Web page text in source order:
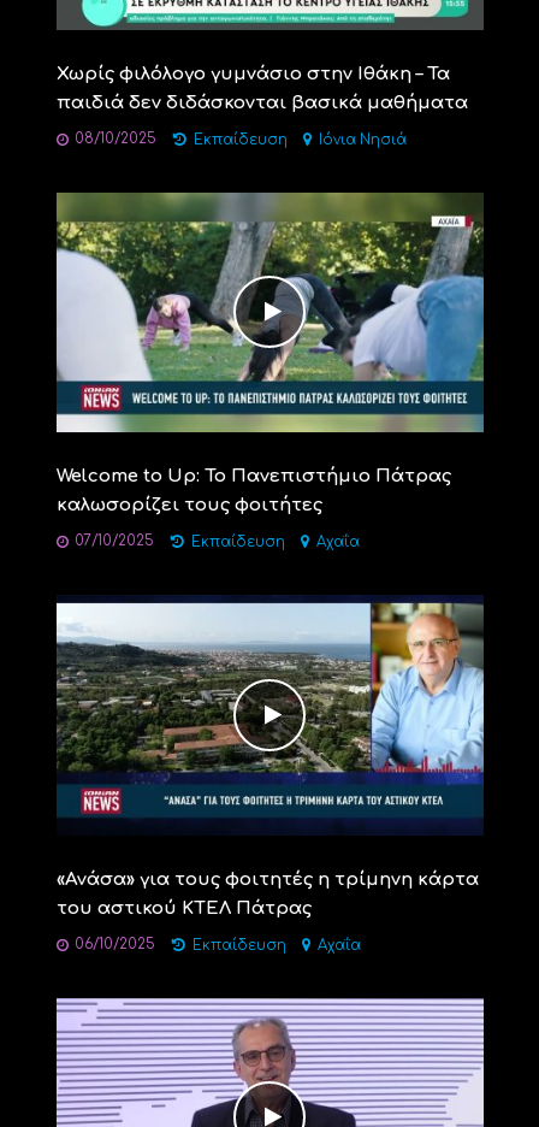
Χωρίς φιλόλογο γυμνάσιο στην Ιθάκη – Τα
παιδιά δεν διδάσκονται βασικά μαθήματα
08/10/2025 Εκπαίδευση Ιόνια Νησιά
Welcome to Up: Το Πανεπιστήμιο Πάτρας
καλωσορίζει τους φοιτήτες
07/10/2025 Εκπαίδευση Αχαΐα
«Ανάσα» για τους φοιτητές η τρίμηνη κάρτα
του αστικού ΚΤΕΛ Πάτρας
06/10/2025 Εκπαίδευση Αχαΐα